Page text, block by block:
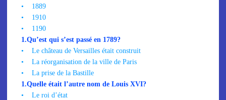
•
1889
•
1910
•
1190
1.Qu’est qui s’est passé en 1789?
•
Le château de Versailles était construit
•
La réorganisation de la ville de Paris
•
La prise de la Bastille
1.Quelle était l’autre nom de Louis XVI?
•
Le roi d’état